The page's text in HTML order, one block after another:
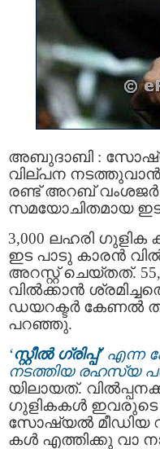
അബുദാബി :
വില്പന നടത്തുവാന്‍
രണ്ട് അറബ്
സമയോചിതമായ ഇട
3,000 ലഹരി
ഇട പാടു കാരന്‍
അറസ്റ്റ് ചെയ്തത്.
വില്‍ക്കാന്‍
ഡയറക്ടര്‍ കേണല്‍
പറഞ്ഞു.
‘സ്റ്റീല്‍ ഗ്രിപ്പ്’എന്ന
നടത്തിയ രഹസ്യ
യിലായത്.
ഗുളികകള്‍ ഇവരുടെ
സോഷ്യല്‍ മീഡിയ
കള്‍ എത്തിക്കു വാ